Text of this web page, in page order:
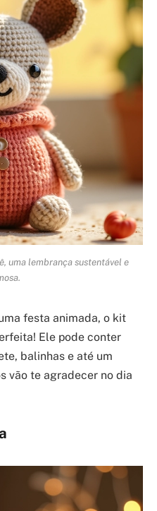
uma lembrança sustentável e
festa animada, o kit
Ele pode conter
balinhas e até um
vão te agradecer no dia